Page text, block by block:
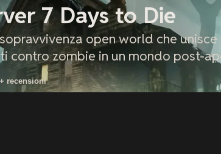
7 Days to Die
open world che
contro zombie in un mondo post-
recensioni